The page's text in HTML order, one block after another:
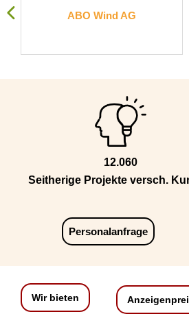
AG PLAZA
12.060
Seitherige Projekte versch.
Personalanfrage
Wir bieten